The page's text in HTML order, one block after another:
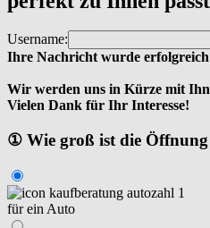
Username:
Ihre Nachricht wurde
Wir werden uns in Kürze mit
Vielen Dank für Ihr Interesse!
① Wie groß ist die
für ein Auto